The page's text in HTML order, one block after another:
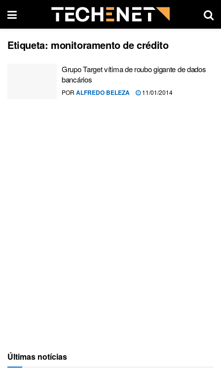
Etiqueta: monitoramento de crédito
Grupo Target vítima de roubo gigante de dados
bancários
POR ALFREDO BELEZA 11/01/2014
Últimas notícias